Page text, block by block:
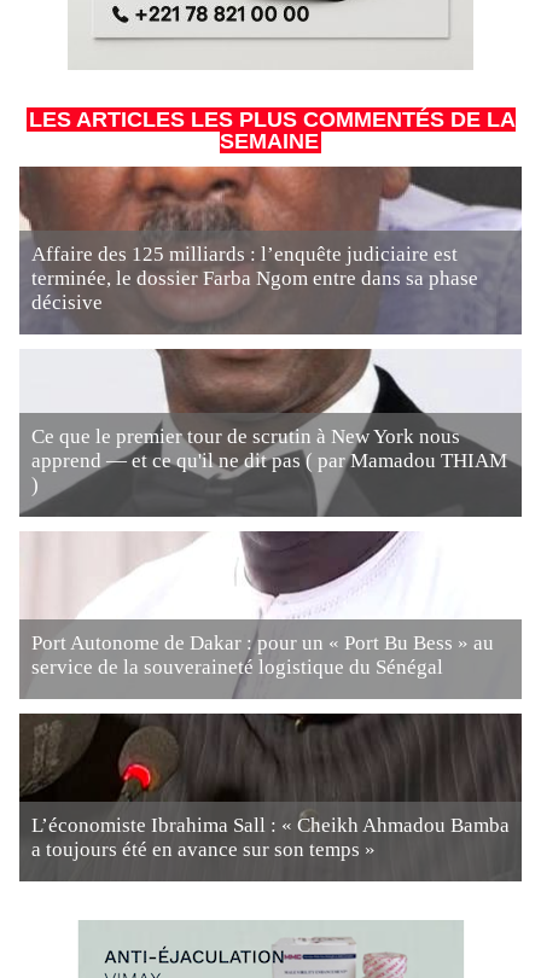
LES ARTICLES LES PLUS COMMENTÉS DE LA
SEMAINE
Affaire des 125 milliards : l’enquête judiciaire est
terminée, le dossier Farba Ngom entre dans sa phase
décisive
Ce que le premier tour de scrutin à New York nous
apprend — et ce qu'il ne dit pas ( par Mamadou THIAM
)
Port Autonome de Dakar : pour un « Port Bu Bess » au
service de la souveraineté logistique du Sénégal
L’économiste Ibrahima Sall : « Cheikh Ahmadou Bamba
a toujours été en avance sur son temps »